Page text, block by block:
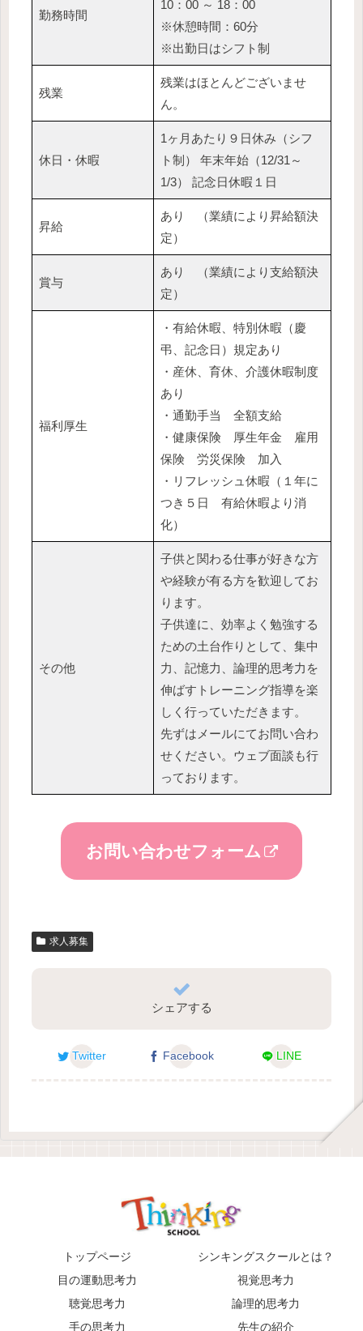
勤務時間
10：00 ～ 18：00
※休憩時間：60分
※出勤日はシフト制
残業
残業はほとんどございませ
ん。
休日・休暇
1ヶ月あたり９日休み（シフ
ト制） 年末年始（12/31～
1/3） 記念日休暇１日
昇給
あり （業績により昇給額決
定）
賞与
あり （業績により支給額決
定）
福利厚生
・有給休暇、特別休暇（慶
弔、記念日）規定あり
・産休、育休、介護休暇制度
あり
・通勤手当 全額支給
・健康保険 厚生年金 雇用
保険 労災保険 加入
・リフレッシュ休暇（１年に
つき５日 有給休暇より消
化）
その他
子供と関わる仕事が好きな方
や経験が有る方を歓迎してお
ります。
子供達に、効率よく勉強する
ための土台作りとして、集中
力、記憶力、論理的思考力を
伸ばすトレーニング指導を楽
しく行っていただきます。
先ずはメールにてお問い合わ
せください。ウェブ面談も行
っております。
お問い合わせフォーム
求人募集
シェアする
Twitter Facebook LINE
トップページ
シンキングスクールとは？
目の運動思考力
視覚思考力
聴覚思考力
論理的思考力
手の思考力
先生の紹介